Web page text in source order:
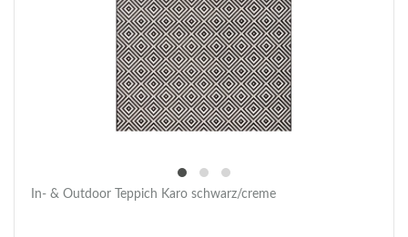
In- & Outdoor Teppich Karo schwarz/creme